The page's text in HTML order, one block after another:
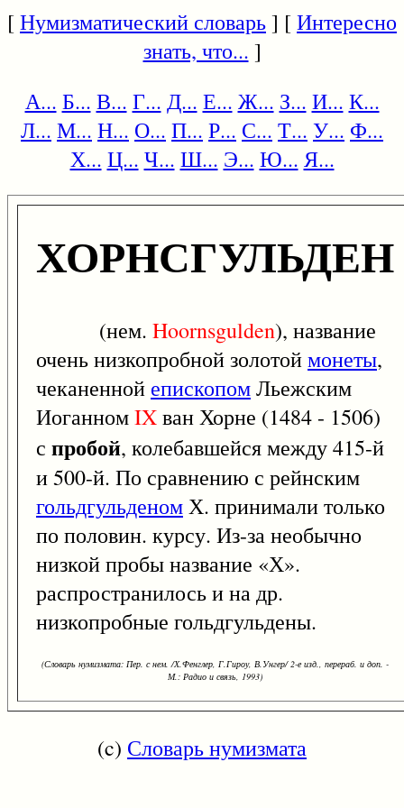
[Нумизматический словарь] [Интересно
знать, что... ]
А... Б... В... Г... Д... Е... Ж... З... И... К...
Л... М... Н... О... П... Р... С... Т... У... Ф...
Х... Ц... Ч... Ш... Э... Ю... Я...
ХОРНСГУЛЬДЕН
(нем. Hoornsgulden), название
очень низкопробной золотоймонеты,
чеканенной епископомЛьежским
ИоганномIXван Хорне (1484 - 1506)
с пробой, колебавшейся между 415-й
и 500-й. По сравнению с рейнским
гольдгульденомХ. принимали только
по половин. курсу. Из-за необычно
низкой пробы название «Х».
распространилось и на др.
низкопробные гольдгульдены.
(Словарь нумизмата: Пер. с нем. /Х.Фенглер, Г.Гироу, В.Унгер/ 2-е изд., перераб. и доп. -
М.: Радио и связь, 1993)
(c) Словарь нумизмата